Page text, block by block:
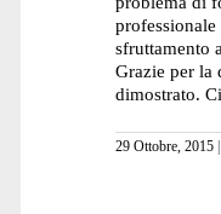
sfruttamento
Grazie per la
dimostrato.
29 Ottobre, 2015